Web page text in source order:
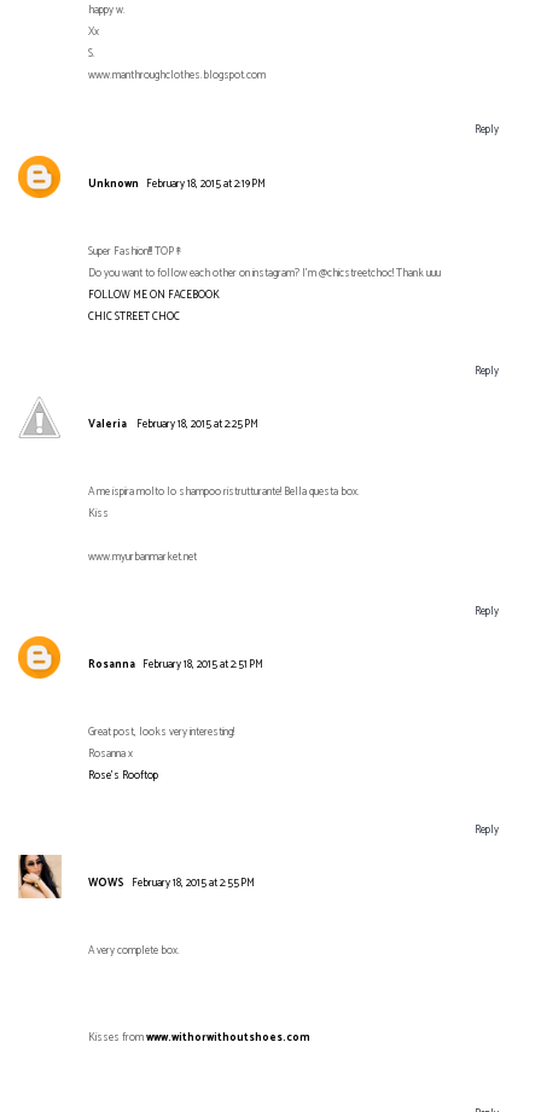
happy w.
Xx
S.
www.manthroughclothes.blogspot.com
Reply
Unknown February 18, 2015 at 2:19 PM
Super Fashion!!! TOP↟
Do you want to follow each other on instagram? I'm @chicstreetchoc! Thank uuu
FOLLOW ME ON FACEBOOK
CHIC STREET CHOC
Reply
Valeria February 18, 2015 at 2:25 PM
A me ispira molto lo shampoo ristrutturante! Bella questa box.
Kiss
www.myurbanmarket.net
Reply
Rosanna February 18, 2015 at 2:51 PM
Great post, looks very interesting!
Rosanna x
Rose’s Rooftop
Reply
WOWS February 18, 2015 at 2:55 PM
A very complete box.
Kisses fromwww.withorwithoutshoes.com